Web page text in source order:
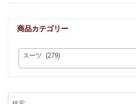
商品カテゴリー
スーツ (279)